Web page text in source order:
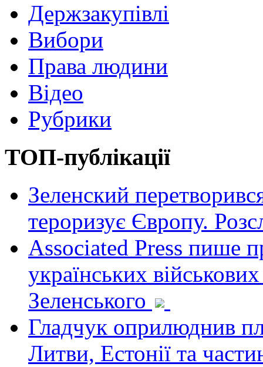
Держзакупівлі
Вибори
Права людини
Відео
Рубрики
ТОП-публікації
Зеленский
тероризує Європу.
Associated Press пише
українських
Зеленського
Гладчук оприлюднив
Литви, Естонії та